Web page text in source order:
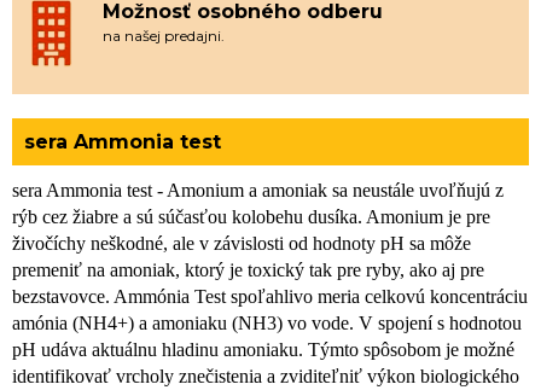
Možnosť osobného odberu
na našej predajni.
sera Ammonia test
sera Ammonia test - Amonium a amoniak sa neustále uvoľňujú z
rýb cez žiabre a sú súčasťou kolobehu dusíka. Amonium je pre
živočíchy neškodné, ale v závislosti od hodnoty pH sa môže
premeniť na amoniak, ktorý je toxický tak pre ryby, ako aj pre
bezstavovce. Ammónia Test spoľahlivo meria celkovú koncentráciu
amónia (NH4+) a amoniaku (NH3) vo vode. V spojení s hodnotou
pH udáva aktuálnu hladinu amoniaku. Týmto spôsobom je možné
identifikovať vrcholy znečistenia a zviditeľniť výkon biologického